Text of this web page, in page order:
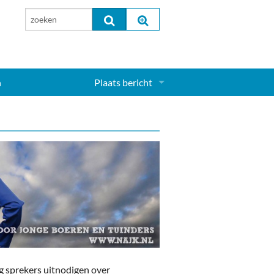
Plaats bericht
sprekers uitnodigen over